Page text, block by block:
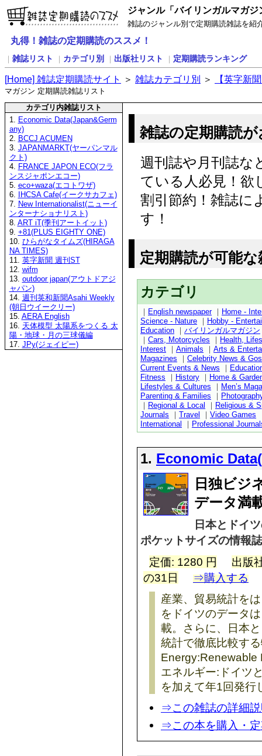
ジャンル「バイリンガルマガ
雑誌のジャンル別で定期購読雑誌を紹
丸得！雑誌の定期購読のススメ！
雑誌リスト カテゴリ別 出版社リスト 定期購読ランキング
[Home] 雑誌定期購読サイト ＞ 雑誌カテゴリ別 ＞ 【英字新
マガジン 定期購読雑誌リスト
カテゴリ内雑誌リスト
1.
Economic Data(Japan&Germ
any)
2.
BCCJ ACUMEN
3. JAPANMARKT(ヤーパンマル
クト)
4.
FRANCE JAPON ECO(フラ
ンスジャポンエコー)
5. eco+waza(エコトワザ)
6.
IHCSA Cafe(イークサカフェ)
7.
New Internationalist(ニューイ
ンターナショナリスト)
8. ART iT(季刊アートイット)
9. +81(PLUS EIGHTY ONE)
10. ひらがなタイムズ(HIRAGA
NA TIMES)
11. 英字新聞 週刊ST
12. wifm
13. outdoor japan(アウトドアジ
ャパン)
14. 週刊英和新聞Asahi Weekly
(朝日ウイークリー)
15. AERA English
16. 天体模型 太陽系をつくる 太
陽・地球・月の三球儀編
17. JPy(ジェイピー)
雑誌の定期購読
週刊誌や月刊誌な
ている人必見！欲
割引節約！雑誌に
す！
定期購読が可能
カテゴリ
｜ English newspaper｜ Home -
Science - Nature ｜ Hobby -
Education ｜ バイリンガルマガジン
｜ Cars, Motorcycles ｜ Health,
Interest ｜ Animals ｜ Arts &
Magazines ｜ Celebrity News &
Current Events & News ｜
Fitness ｜ History ｜ Home &
Lifestyles & Cultures ｜ Men’s
Parenting & Families ｜
｜ Regional & Local ｜ Religious &
Journals ｜ Travel ｜ Video Games
International
｜ Professional
1. Economic
日独ビジ
データ満
日本とドイ
ポケットサイズの情報誌
定価: 1280 円
出版
の31日
⇒購入する
産業、貿易統計を
をドイツのデータ
載。さらに、日本
統計で徹底比較す
Energy:Renewable
エネルギー:ドイツ
を加えて年1回発行
⇒この雑誌の詳細
⇒この本を購入・